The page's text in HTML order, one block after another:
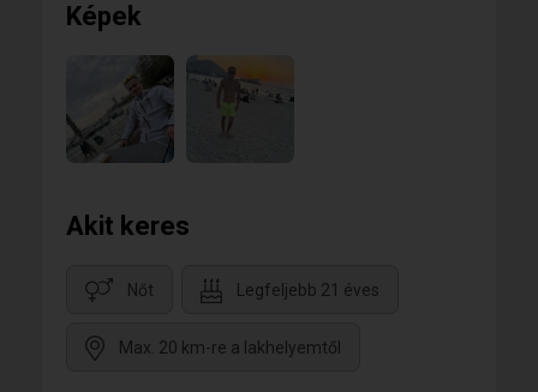
Képek
Akit keres
Nőt Legfeljebb 21 éves
Max. 20 km-re a lakhelyemtől